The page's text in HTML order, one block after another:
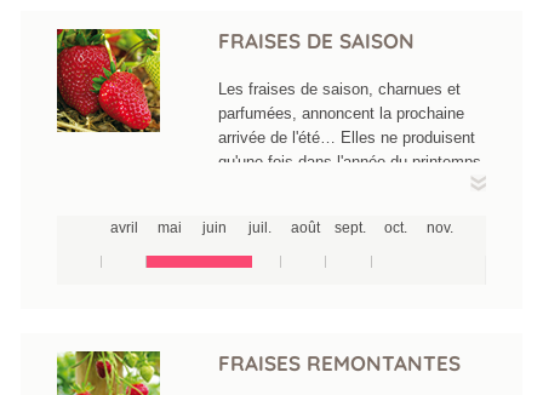
FRAISES DE SAISON
Les fraises de saison, charnues et
parfumées, annoncent la prochaine
arrivée de l'été… Elles ne produisent
qu'une fois dans l'année du printemps
la Gariguette accompagnée de
Cigaline et de Ciflorette, des fraises
avec notamment Darselect, Sonata,
avril mai juin juil. août sept. oct. nov.
FRAISES REMONTANTES